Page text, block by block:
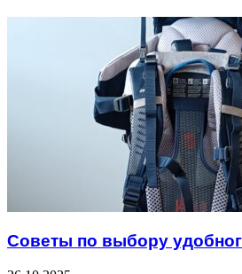
Советы по выбору